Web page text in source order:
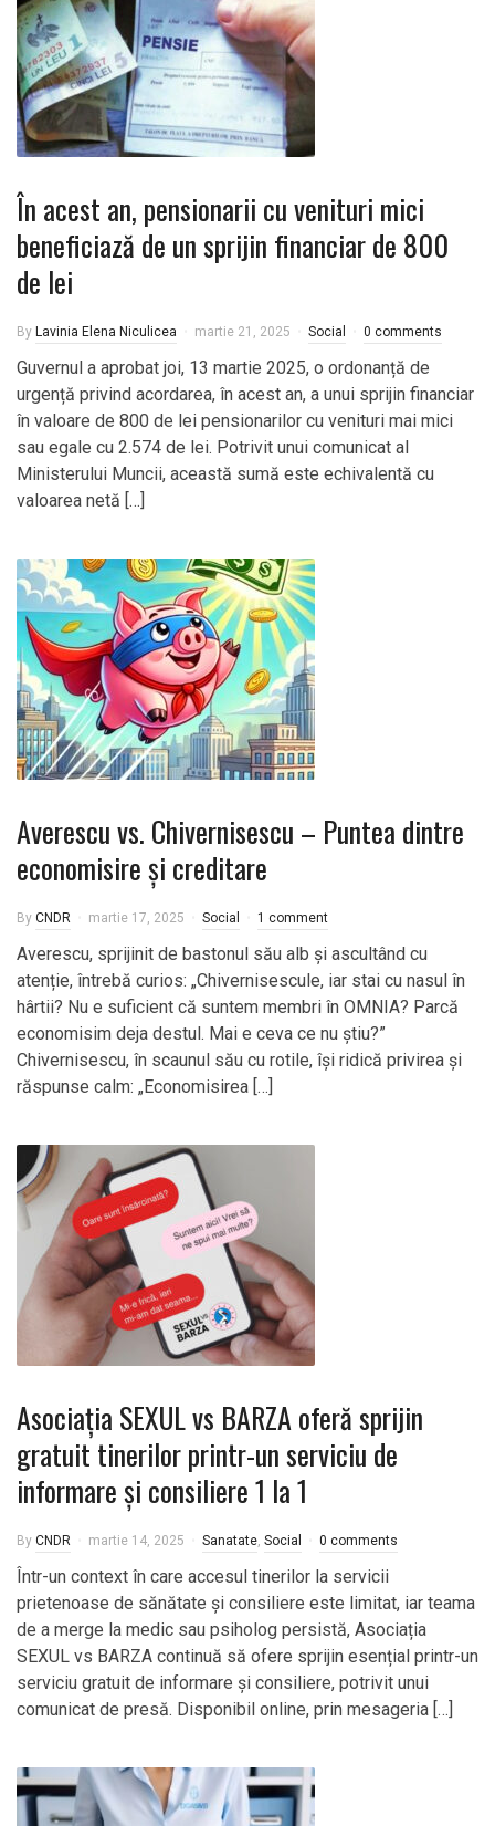
În acest an, pensionarii cu venituri mici
beneficiază de un sprijin financiar de 800
de lei
By Lavinia Elena Niculicea martie 21, 2025 Social 0 comments
Guvernul a aprobat joi, 13 martie 2025, o ordonanță de
urgență privind acordarea, în acest an, a unui sprijin financiar
în valoare de 800 de lei pensionarilor cu venituri mai mici
sau egale cu 2.574 de lei. Potrivit unui comunicat al
Ministerului Muncii, această sumă este echivalentă cu
valoarea netă […]
Averescu vs. Chivernisescu – Puntea dintre
economisire și creditare
By CNDR martie 17, 2025 Social 1 comment
Averescu, sprijinit de bastonul său alb și ascultând cu
atenție, întrebă curios: „Chivernisescule, iar stai cu nasul în
hârtii? Nu e suficient că suntem membri în OMNIA? Parcă
economisim deja destul. Mai e ceva ce nu știu?”
Chivernisescu, în scaunul său cu rotile, își ridică privirea și
răspunse calm: „Economisirea […]
Asociația SEXUL vs BARZA oferă sprijin
gratuit tinerilor printr-un serviciu de
informare și consiliere 1 la 1
By CNDR martie 14, 2025 Sanatate, Social 0 comments
Într-un context în care accesul tinerilor la servicii
prietenoase de sănătate și consiliere este limitat, iar teama
de a merge la medic sau psiholog persistă, Asociația
SEXUL vs BARZA continuă să ofere sprijin esențial printr-un
serviciu gratuit de informare și consiliere, potrivit unui
comunicat de presă. Disponibil online, prin mesageria […]